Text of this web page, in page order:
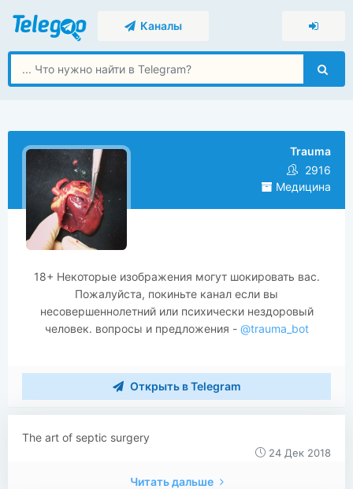
Каналы
Trauma
2916
Медицина
18+ Некоторые изображения могут шокировать вас.
Пожалуйста, покиньте канал если вы
несовершеннолетний или психически нездоровый
человек. вопросы и предложения -@trauma_bot
Открыть в Telegram
​The art of septic surgery
24 Дек 2018
Читать дальше